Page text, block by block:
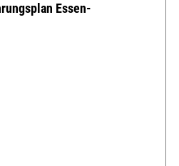
Essen-